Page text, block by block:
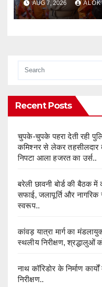
AUG 7, 2026
Recent Posts
चुपके-चुपके पहरा देती रही
कमिश्नर से लेकर तहसीलदार
निपटा आला हजरत का उर्स..
बरेली छावनी बोर्ड की बैठक
सफाई, जलापूर्ति और
स्वरूप..
कांवड़ यात्रा मार्ग का
स्थलीय निरीक्षण, श्रद्धालुओं
नाथ कॉरिडोर के निर्माण
निरीक्षण..